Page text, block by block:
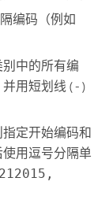
编码（例如
中的所有编
用短划线 (- )
定开始编码和
用逗号分隔单